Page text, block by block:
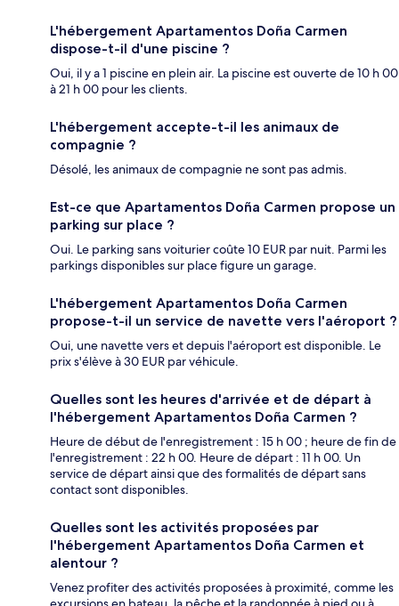
L'hébergement Apartamentos Doña Carmen
dispose-t-il d'une piscine ?
Oui, il y a 1 piscine en plein air. La piscine est ouverte de 10 h 00
à 21 h 00 pour les clients.
L'hébergement accepte-t-il les animaux de
compagnie ?
Désolé, les animaux de compagnie ne sont pas admis.
Est-ce que Apartamentos Doña Carmen propose un
parking sur place ?
Oui. Le parking sans voiturier coûte 10 EUR par nuit. Parmi les
parkings disponibles sur place figure un garage.
L'hébergement Apartamentos Doña Carmen
propose-t-il un service de navette vers l'aéroport ?
Oui, une navette vers et depuis l'aéroport est disponible. Le
prix s'élève à 30 EUR par véhicule.
Quelles sont les heures d'arrivée et de départ à
l'hébergement Apartamentos Doña Carmen ?
Heure de début de l'enregistrement : 15 h 00 ; heure de fin de
l'enregistrement : 22 h 00. Heure de départ : 11 h 00. Un
service de départ ainsi que des formalités de départ sans
contact sont disponibles.
Quelles sont les activités proposées par
l'hébergement Apartamentos Doña Carmen et
alentour ?
Venez profiter des activités proposées à proximité, comme les